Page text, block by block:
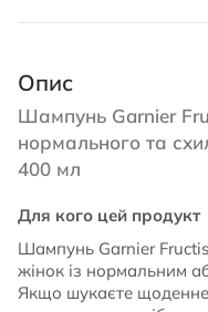
Опис
Шампунь Garnier
нормального та
400 мл
Для кого цей продукт
Шампунь Garnier
жінок із нормальним
Якщо шукаєте